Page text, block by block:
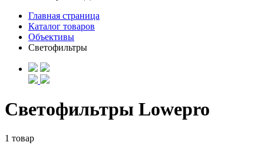
Главная страница
Каталог товаров
Объективы
Светофильтры
Светофильтры Lowepro
1 товар